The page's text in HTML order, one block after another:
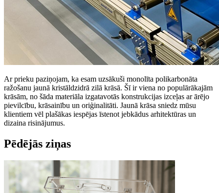
Ar prieku paziņojam, ka esam uzsākuši monolīta polikarbonāta
ražošanu jaunā kristāldzidrā zilā krāsā. Šī ir viena no populārākajām
krāsām, no šāda materiāla izgatavotās konstrukcijas izceļas ar ārējo
pievilcību, krāsainību un oriģinalitāti. Jaunā krāsa sniedz mūsu
klientiem vēl plašākas iespējas īstenot jebkādus arhitektūras un
dizaina risinājumus.
Pēdējās ziņas